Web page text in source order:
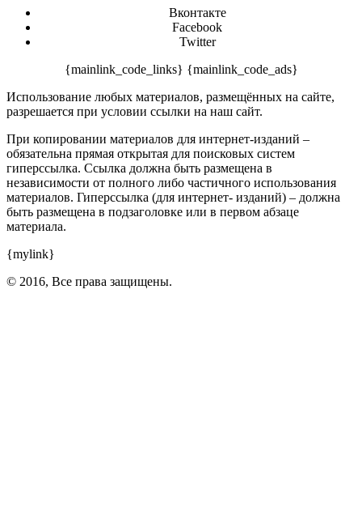
Вконтакте
Facebook
Twitter
{mainlink_code_links} {mainlink_code_ads}
Использование любых материалов, размещённых на сайте,
разрешается при условии ссылки на наш сайт.
При копировании материалов для интернет-изданий –
обязательна прямая открытая для поисковых систем
гиперссылка. Ссылка должна быть размещена в
независимости от полного либо частичного использования
материалов. Гиперссылка (для интернет- изданий) – должна
быть размещена в подзаголовке или в первом абзаце
материала.
{mylink}
© 2016, Все права защищены.